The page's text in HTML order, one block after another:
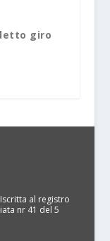
giro
al registro
nr 41 del 5